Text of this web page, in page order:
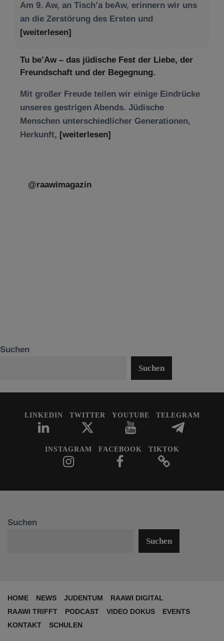
Am 9. Aw, an Tisch’a beAw, erinnern wir uns
an die Zerstörung des Ersten und
[weiterlesen]
Tu be’Aw – das jüdische Fest der Liebe, der
Freundschaft und der Begegnung.
Mit großer Freude teilen wir einige Eindrücke
unseres gestrigen Abends. Jüdische
Menschen unterschiedlicher Generationen,
Herkunft, [weiterlesen]
@raawimagazin
Suchen
Suchen
LINKEDIN TWITTER YOUTUBE TELEGRAM
INSTAGRAM FACEBOOK TIKTOK
Suchen
Suchen
HOME NEWS JUDENTUM
RAAWI DIGITAL
RAAWI TRIFFT
PODCAST VIDEO DOKUS
EVENTS
KONTAKT
SCHULEN